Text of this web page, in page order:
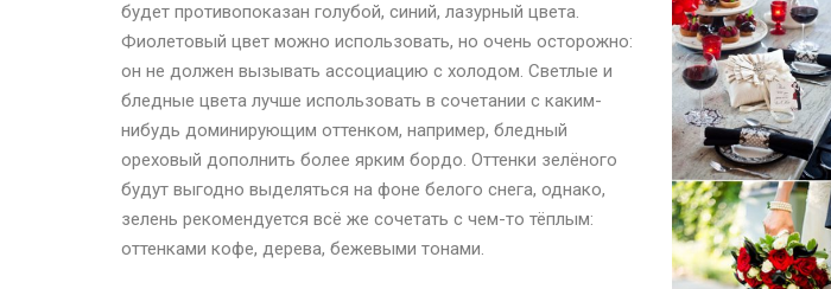
будет противопоказан голубой, синий, лазурный цвета.
Фиолетовый цвет можно использовать, но очень осторожно:
он не должен вызывать ассоциацию с холодом. Светлые и
бледные цвета лучше использовать в сочетании с каким-
нибудь доминирующим оттенком, например, бледный
ореховый дополнить более ярким бордо. Оттенки зелёного
будут выгодно выделяться на фоне белого снега, однако,
зелень рекомендуется всё же сочетать с чем-то тёплым:
оттенками кофе, дерева, бежевыми тонами.